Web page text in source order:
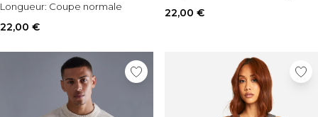
Longueur: Coupe normale
22,00 €
Sleeve
22,00 €